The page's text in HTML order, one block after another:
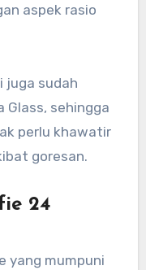
aspek rasio
juga sudah
Glass, sehingga
perlu khawatir
goresan.
24
yang mumpuni